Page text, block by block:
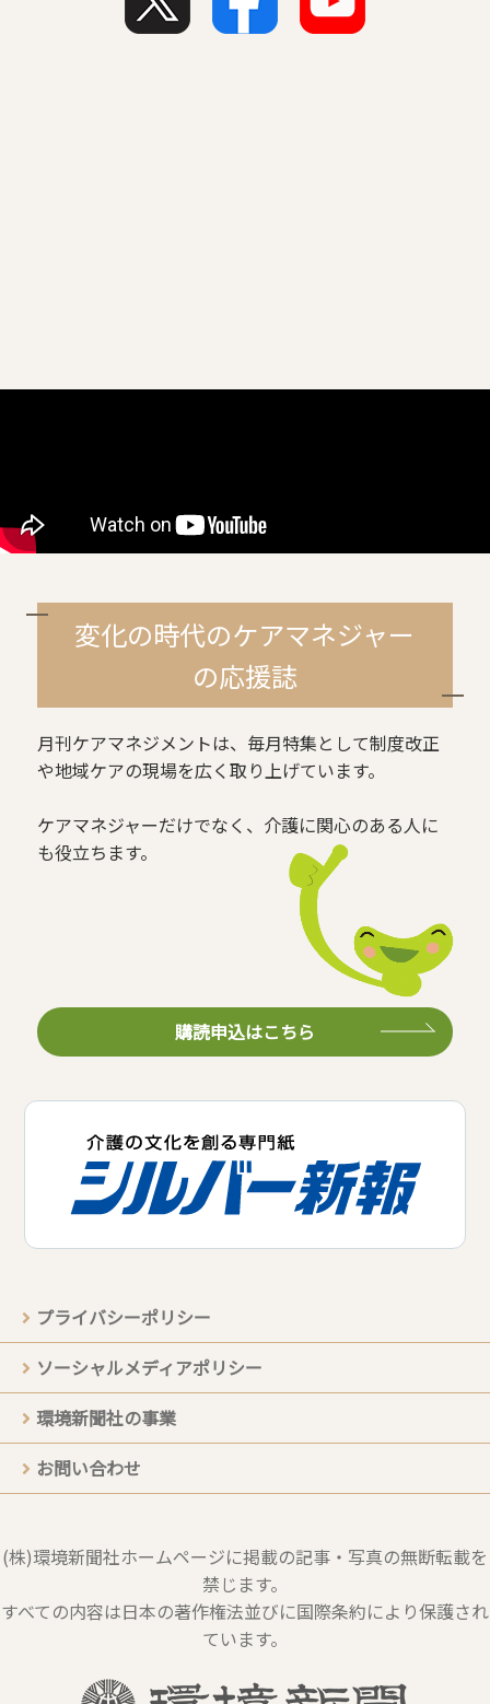
変化の時代のケアマネジャー
の応援誌
月刊ケアマネジメントは、毎月特集として制度改正
や地域ケアの現場を広く取り上げています。
ケアマネジャーだけでなく、介護に関心のある人に
も役立ちます。
購読申込はこちら
プライバシーポリシー
ソーシャルメディアポリシー
環境新聞社の事業
お問い合わせ
(株)環境新聞社ホームページに掲載の記事・写真の無断転載を
禁じます。
すべての内容は日本の著作権法並びに国際条約により保護され
ています。